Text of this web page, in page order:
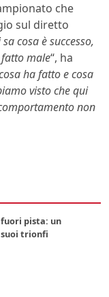
che
sul diretto
cosa è successo,
male“, ha
ha fatto e cosa
visto che qui
non
pista: un
trionfi